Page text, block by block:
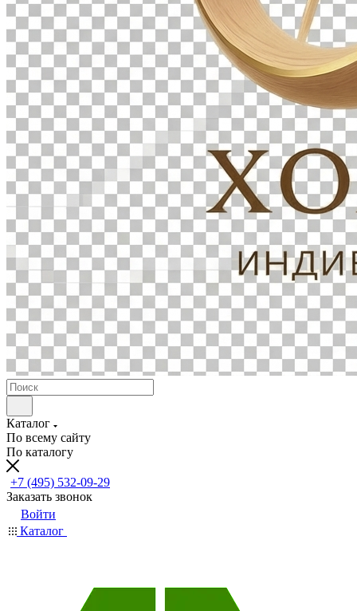
Каталог
По всему сайту
По каталогу
+7 (495) 532-09-29
Заказать звонок
Войти
Каталог